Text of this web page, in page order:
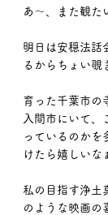
あ〜、また観た
明日は安穏法話
るからちょい覗
育った千葉市の
入間市にいて、
っているのかを
けたら嬉しいな
私の目指す浄土
のような映画の